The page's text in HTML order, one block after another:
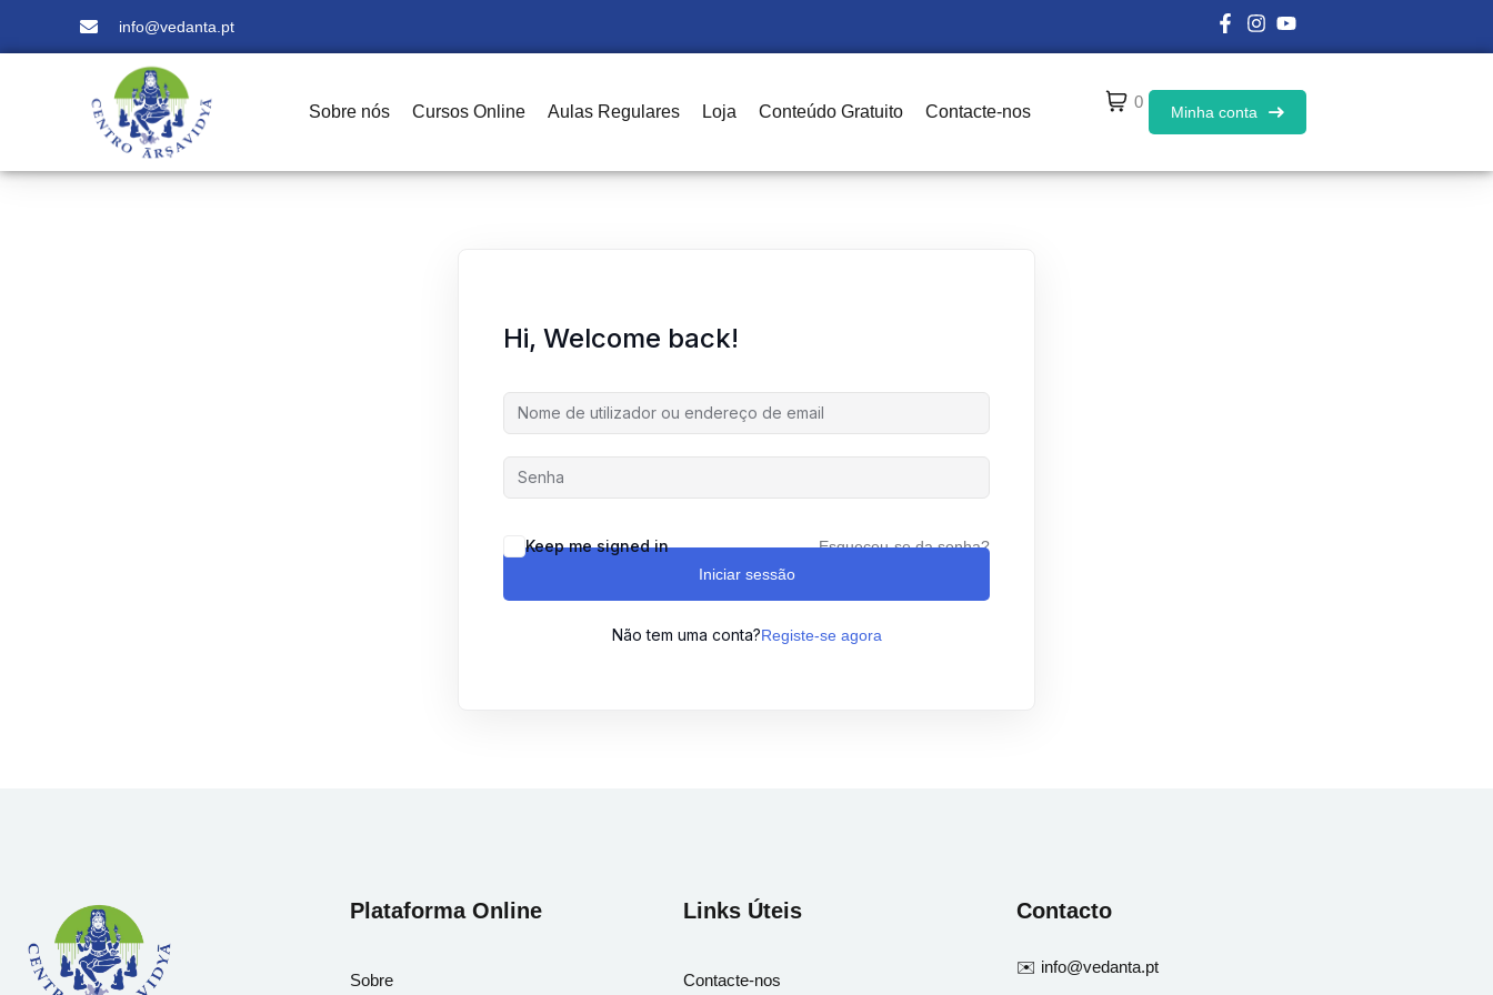
info@vedanta.pt
Sobre nós Cursos Online Aulas Regulares Loja Conteúdo Gratuito Contacte-nos
0
Minha conta
Hi, Welcome back!
Keep me signed in
Esqueceu-se da senha?
Iniciar sessão
Não tem uma conta?Registe-se agora
Plataforma Online
Sobre
Links Úteis
Contacte-nos
Contacto
✉️ info@vedanta.pt
Don’t have an account?
Lost your password?